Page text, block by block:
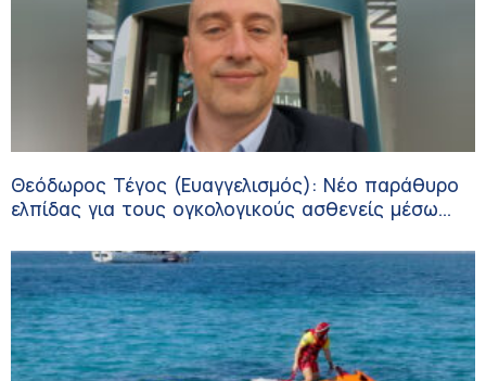
Θεόδωρος Τέγος (Ευαγγελισμός): Νέο παράθυρο
ελπίδας για τους ογκολογικούς ασθενείς μέσω